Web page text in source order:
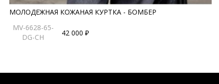
МОЛОДЕЖНАЯ КОЖАНАЯ КУРТКА - БОМБЕР
MV-6628-65-
DG-CH
42 000 ₽